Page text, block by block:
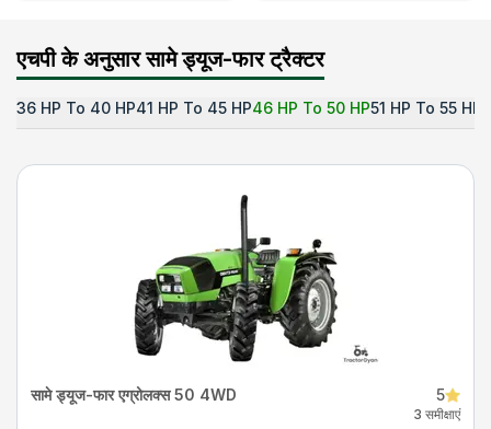
एचपी के अनुसार सामे ड्यूज-फार ट्रैक्टर
36 HP To 40 HP41 HP To 45 HP46 HP To 50 HP51 HP To 55 HP
सामे ड्यूज-फार एग्रोलक्स 50 4WD 5
3 समीक्षाएं